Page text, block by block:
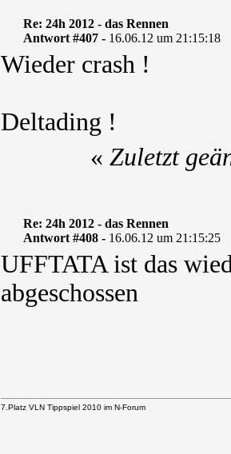
Re: 24h 2012 - das Rennen
Antwort #407 - 16.06.12 um 21:15:18
Wieder crash !
Deltading !
« Zuletzt
Re: 24h 2012 - das Rennen
Antwort #408 - 16.06.12 um 21:15:25
UFFTATA ist das
abgeschossen
7.Platz VLN Tippspiel 2010 im N-Forum